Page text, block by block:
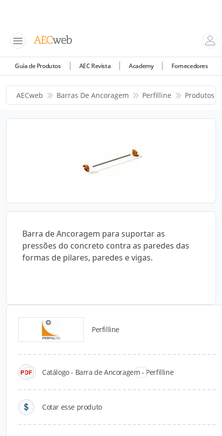
Guia de Produtos AEC Revista Academy Fornecedores
AECweb Barras De Ancoragem Perfilline Produtos
Barra de Ancoragem para suportar as
pressões do concreto contra as paredes das
formas de pilares, paredes e vigas.
Perfilline
Catálogo - Barra de Ancoragem - Perfilline
Cotar esse produto
Catálogos para Download